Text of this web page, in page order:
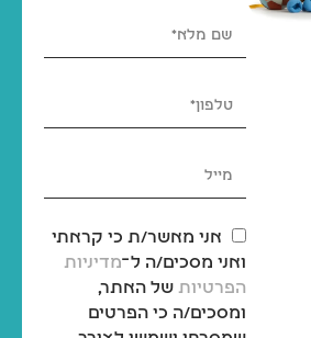
אני מאשר/ת כי קראתי
ואני מסכים/ה ל־מדיניות
הפרטיות של האתר,
ומסכים/ה כי הפרטים